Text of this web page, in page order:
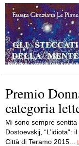
Premio
categoria
Mi sono sempre
Dostoevskij,
Città di Teramo 2015...